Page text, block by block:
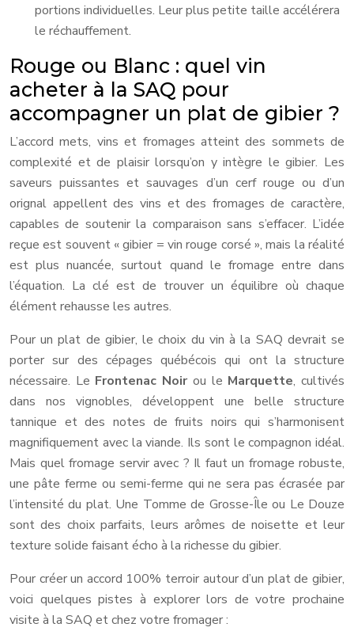
portions individuelles. Leur plus petite taille accélérera
le réchauffement.
Rouge ou Blanc : quel vin
acheter à la SAQ pour
accompagner un plat de gibier ?
L’accord mets, vins et fromages atteint des sommets de
complexité et de plaisir lorsqu’on y intègre le gibier. Les
saveurs puissantes et sauvages d’un cerf rouge ou d’un
orignal appellent des vins et des fromages de caractère,
capables de soutenir la comparaison sans s’effacer. L’idée
reçue est souvent « gibier = vin rouge corsé », mais la réalité
est plus nuancée, surtout quand le fromage entre dans
l’équation. La clé est de trouver un équilibre où chaque
élément rehausse les autres.
Pour un plat de gibier, le choix du vin à la SAQ devrait se
porter sur des cépages québécois qui ont la structure
nécessaire. Le Frontenac Noirou le Marquette, cultivés
dans nos vignobles, développent une belle structure
tannique et des notes de fruits noirs qui s’harmonisent
magnifiquement avec la viande. Ils sont le compagnon idéal.
Mais quel fromage servir avec ? Il faut un fromage robuste,
une pâte ferme ou semi-ferme qui ne sera pas écrasée par
l’intensité du plat. Une Tomme de Grosse-Île ou Le Douze
sont des choix parfaits, leurs arômes de noisette et leur
texture solide faisant écho à la richesse du gibier.
Pour créer un accord 100% terroir autour d’un plat de gibier,
voici quelques pistes à explorer lors de votre prochaine
visite à la SAQ et chez votre fromager :